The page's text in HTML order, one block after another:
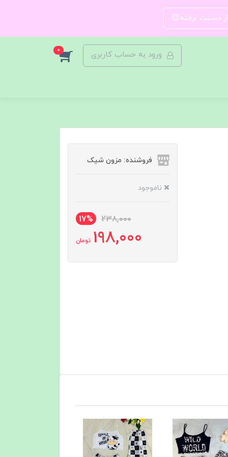
از دستت نرفته😍
ورود به حساب کاربری 0
فروشنده: مزون شیک
ناموجود
238,000
17%
198,000 تومان